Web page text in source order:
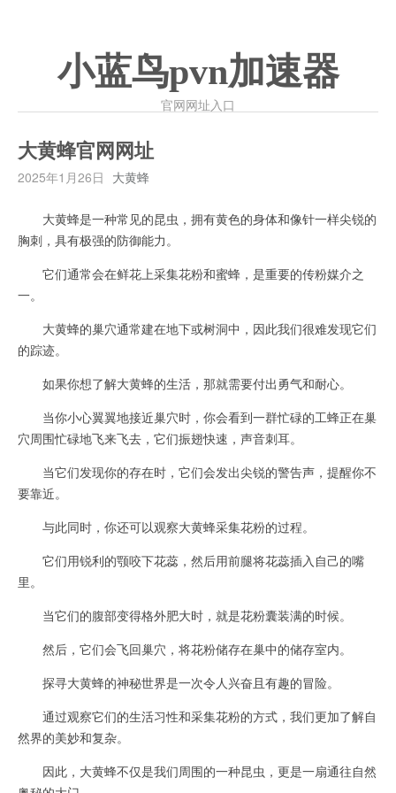
小蓝鸟pvn加速器
官网网址入口
大黄蜂官网网址
2025年1月26日 大黄蜂
大黄蜂是一种常见的昆虫，拥有黄色的身体和像针一样尖锐的
胸刺，具有极强的防御能力。
它们通常会在鲜花上采集花粉和蜜蜂，是重要的传粉媒介之
一。
大黄蜂的巢穴通常建在地下或树洞中，因此我们很难发现它们
的踪迹。
如果你想了解大黄蜂的生活，那就需要付出勇气和耐心。
当你小心翼翼地接近巢穴时，你会看到一群忙碌的工蜂正在巢
穴周围忙碌地飞来飞去，它们振翅快速，声音刺耳。
当它们发现你的存在时，它们会发出尖锐的警告声，提醒你不
要靠近。
与此同时，你还可以观察大黄蜂采集花粉的过程。
它们用锐利的颚咬下花蕊，然后用前腿将花蕊插入自己的嘴
里。
当它们的腹部变得格外肥大时，就是花粉囊装满的时候。
然后，它们会飞回巢穴，将花粉储存在巢中的储存室内。
探寻大黄蜂的神秘世界是一次令人兴奋且有趣的冒险。
通过观察它们的生活习性和采集花粉的方式，我们更加了解自
然界的美妙和复杂。
因此，大黄蜂不仅是我们周围的一种昆虫，更是一扇通往自然